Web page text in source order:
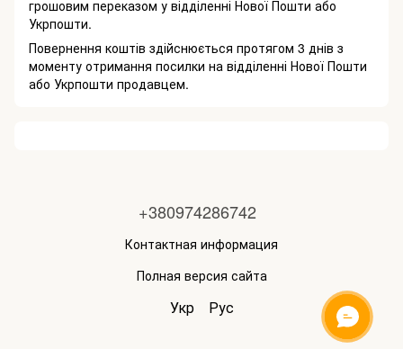
грошовим переказом у відділенні Нової Пошти або
Укрпошти.
Повернення коштів здійснюється протягом 3 днів з
моменту отримання посилки на відділенні Нової Пошти
або Укрпошти продавцем.
+380974286742
Контактная информация
Полная версия сайта
Укр Рус ОНЛАЙН ЧАТ